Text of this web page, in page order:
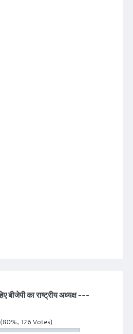
बीजेपी का राष्ट्रीय अध्यक्ष ---
(80%, 126 Votes)